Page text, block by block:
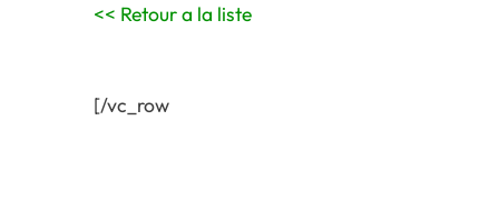
<< Retour a la liste
[/vc_row